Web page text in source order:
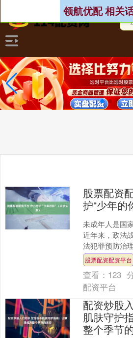
领航优配 相关
股票配资
护“少年的
未成年人是国
近年来，政法
法犯罪预防治
护“少年的你”
《最高人民法
股票配资配资平台
查看： 123
配资平台
配资炒股
肌肤守护
整个季节